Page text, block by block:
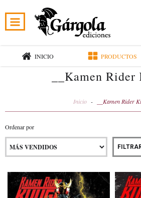
INICIO PRODUCTOS
__Kamen
Inicio - __Kamen Rider
Ordenar por